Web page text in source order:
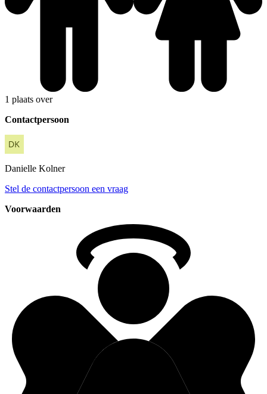
1 plaats over
Contactpersoon
Danielle Kolner
Stel de contactpersoon een vraag
Voorwaarden